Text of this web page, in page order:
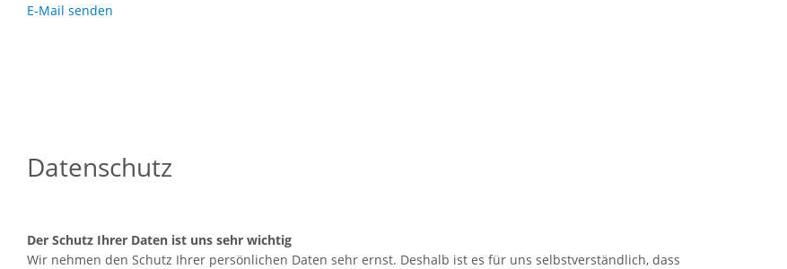
E-Mail senden
Datenschutz
Der Schutz Ihrer Daten ist uns sehr wichtig
Wir nehmen den Schutz Ihrer persönlichen Daten sehr ernst. Deshalb ist es für uns selbstverständlich, dass